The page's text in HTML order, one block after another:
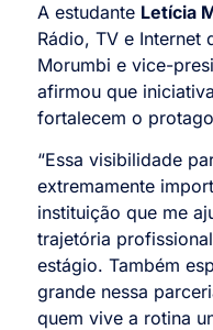
A estudante Letícia
Rádio, TV e Internet
Morumbi e vice-
afirmou que
fortalecem o
“Essa visibilidade
extremamente
instituição que me
trajetória
estágio. Também
grande nessa
quem vive a rotina